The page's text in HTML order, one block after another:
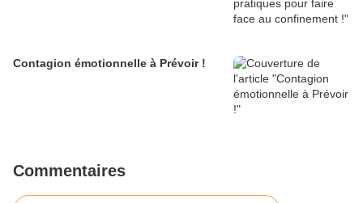
Contagion émotionnelle à Prévoir !
Commentaires